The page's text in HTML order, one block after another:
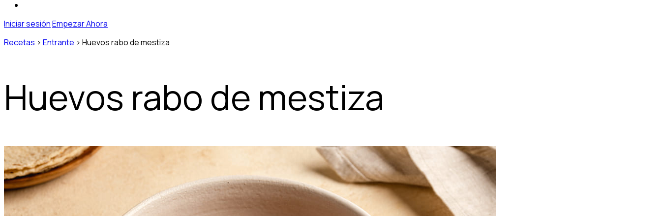
Iniciar sesiónEmpezar Ahora
Recetas > Entrante > Huevos rabo de mestiza
Huevos rabo de mestiza